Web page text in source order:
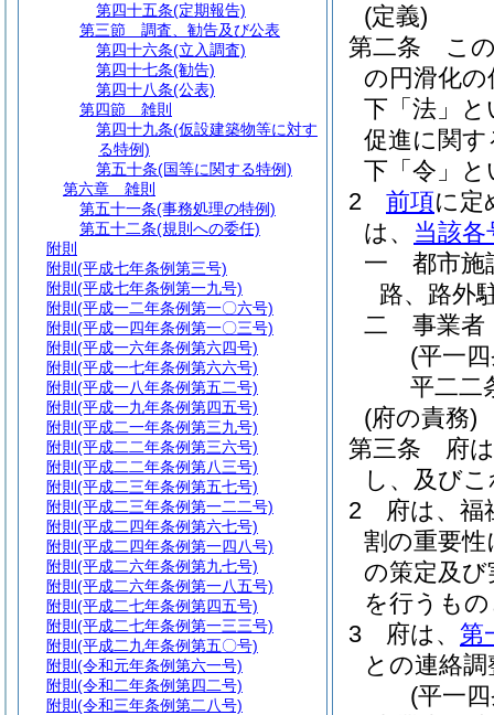
(定義)
第二条
こ
の円滑化
下「法」と
促進に関
下「令」と
2
前項に定
は、 当該各
一
都市
路、路外
二
事業
(平一
平二二
(府の責務)
第三条
府
し、及び
2
府は、
割の重要
の策定及
を行うも
3
府は、 第
との連絡
(平一
第四十五条(定期報告)
第三節
調査、勧告及び公表
第四十六条(立入調査)
第四十七条(勧告)
第四十八条(公表)
第四節
雑則
第四十九条(仮設建築物等に対す
る特例)
第五十条(国等に関する特例)
第六章
雑則
第五十一条(事務処理の特例)
第五十二条(規則への委任)
附則
附則 (平成七年条例第三号)
附則 (平成七年条例第一九号)
附則 (平成一二年条例第一〇六号)
附則 (平成一四年条例第一〇三号)
附則 (平成一六年条例第六四号)
附則 (平成一七年条例第六六号)
附則 (平成一八年条例第五二号)
附則 (平成一九年条例第四五号)
附則 (平成二一年条例第三九号)
附則 (平成二二年条例第三六号)
附則 (平成二二年条例第八三号)
附則 (平成二三年条例第五七号)
附則 (平成二三年条例第一二二号)
附則 (平成二四年条例第六七号)
附則 (平成二四年条例第一四八号)
附則 (平成二六年条例第九七号)
附則 (平成二六年条例第一八五号)
附則 (平成二七年条例第四五号)
附則 (平成二七年条例第一三三号)
附則 (平成二九年条例第五〇号)
附則 (令和元年条例第六一号)
附則 (令和二年条例第四二号)
附則 (令和三年条例第二八号)